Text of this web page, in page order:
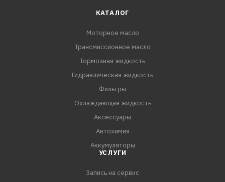
воспламенения топливовоздушной смеси (LSPI) в
- Надежно защищает двигатели с прямым впрыском и
высокой степенью сжатия (GDI, TFSI и т.п.).
СПЕЦИФИКАЦИИ:
КАТАЛОГ
Моторное масло
Трансмиссионное масло
Тормозная жидкость
Гидравлическая жидкость
Фильтры
Охлаждающая жидкость
Аксессуары
Автохимия
Аккумуляторы
УСЛУГИ
Запись на сервис